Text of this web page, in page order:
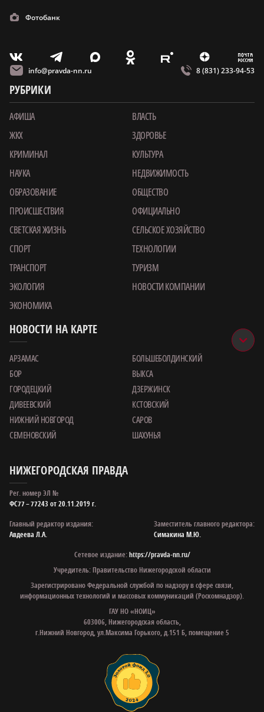
Фотобанк
V T X O E Z m
info@pravda-nn.ru 8 (831) 233-94-53
РУБРИКИ
АФИША
ВЛАСТЬ
ЖКХ
ЗДОРОВЬЕ
КРИМИНАЛ
КУЛЬТУРА
НАУКА
НЕДВИЖИМОСТЬ
ОБРАЗОВАНИЕ
ОБЩЕСТВО
ПРОИСШЕСТВИЯ
ОФИЦИАЛЬНО
СВЕТСКАЯ ЖИЗНЬ
СЕЛЬСКОЕ ХОЗЯЙСТВО
СПОРТ
ТЕХНОЛОГИИ
ТРАНСПОРТ
ТУРИЗМ
ЭКОЛОГИЯ
НОВОСТИ КОМПАНИИ
ЭКОНОМИКА
НОВОСТИ НА КАРТЕ
АРЗАМАС
БОЛЬШЕБОЛДИНСКИЙ
БОР
ВЫКСА
ГОРОДЕЦКИЙ
ДЗЕРЖИНСК
ДИВЕЕВСКИЙ
КСТОВСКИЙ
НИЖНИЙ НОВГОРОД
САРОВ
СЕМЕНОВСКИЙ
ШАХУНЬЯ
НИЖЕГОРОДСКАЯ ПРАВДА
Рег. номер ЭЛ №
ФС77 – 77243 от 20.11.2019 г.
Главный редактор издания:
Авдеева Л.А.
Заместитель главного редактора:
Симакина М.Ю.
Сетевое издание:https://pravda-nn.ru/
Учредитель: Правительство Нижегородской области
Зарегистрировано Федеральной службой по надзору в сфере связи,
информационных технологий и массовых коммуникаций (Роскомнадзор).
ГАУ НО «НОИЦ»
603006, Нижегородская область,
г.Нижний Новгород, ул.Максима Горького, д.151 Б, помещение 5